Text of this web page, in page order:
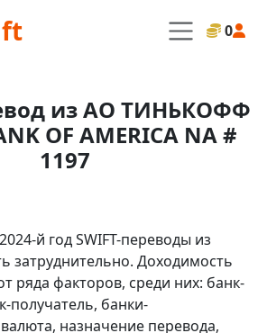
0
из АО ТИНЬКОФФ
OF AMERICA NA #
1197
й год SWIFT-переводы из
затруднительно. Доходимость
ряда факторов, среди них: банк-
получатель, банки-
назначение перевода,